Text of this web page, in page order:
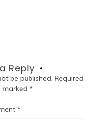
Reply
be published. Required
marked*
*